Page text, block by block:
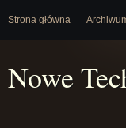
Strona główna
Nowe